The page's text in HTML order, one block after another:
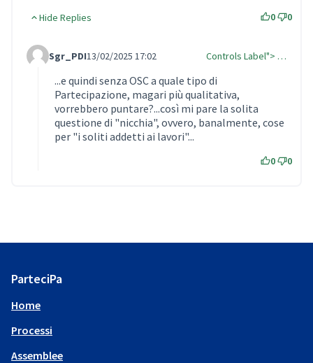
Hide Replies 0 0
Comment Label Reply
Sgr_PDI13/02/2025 17:02 Controls Label"> …
...e quindi senza OSC a quale tipo di
Partecipazione, magari più qualitativa,
vorrebbero puntare?...così mi pare la solita
questione di "nicchia", ovvero, banalmente, cose
per "i soliti addetti ai lavori"...
0 0
ParteciPa
Home
Processi
Assemblee